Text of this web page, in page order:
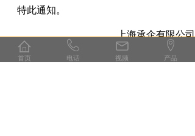
特此通知。
上海承企有限公司
月
首页 电话 视频 产品